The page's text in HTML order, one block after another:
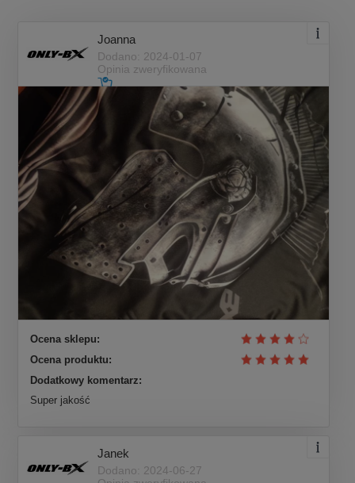
Joanna
Dodano: 2024-01-07
Opinia zweryfikowana
Ocena sklepu:
Ocena produktu:
Dodatkowy komentarz:
Super jakość
Janek
Dodano: 2024-06-27